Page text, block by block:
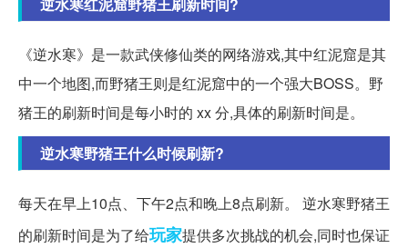
逆水寒红泥窟野猪王刷新时间?
《逆水寒》是一款武侠修仙类的网络游戏,其中红泥窟是其
中一个地图,而野猪王则是红泥窟中的一个强大BOSS。野
猪王的刷新时间是每小时的 xx 分,具体的刷新时间是。
逆水寒野猪王什么时候刷新?
每天在早上10点、下午2点和晚上8点刷新。 逆水寒野猪王
的刷新时间是为了给玩家提供多次挑战的机会,同时也保证